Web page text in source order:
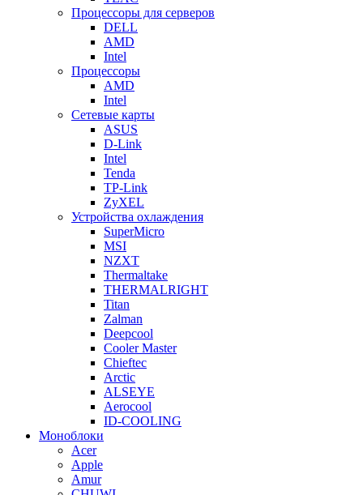
Процессоры для серверов
DELL
AMD
Intel
Процессоры
AMD
Intel
Сетевые карты
ASUS
D-Link
Intel
Tenda
TP-Link
ZyXEL
Устройства охлаждения
SuperMicro
MSI
NZXT
Thermaltake
THERMALRIGHT
Titan
Zalman
Deepcool
Cooler Master
Chieftec
Arctic
ALSEYE
Aerocool
ID-COOLING
Моноблоки
Acer
Apple
Amur